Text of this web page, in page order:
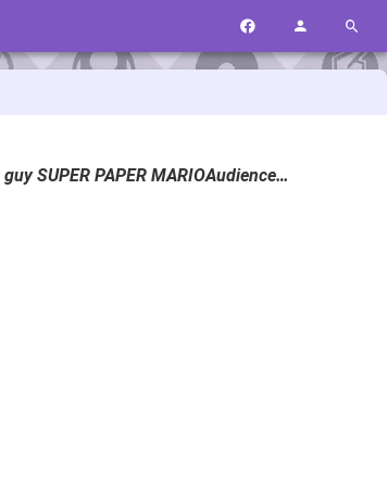
SUPER PAPER MARIOAudience…